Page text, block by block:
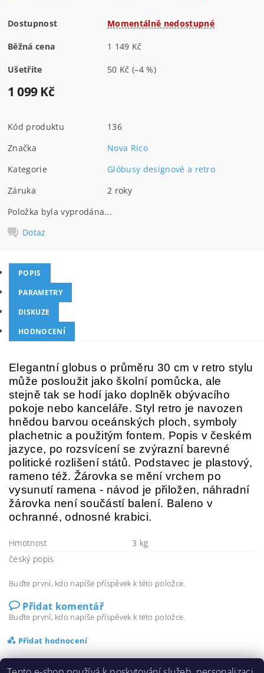
Dostupnost Momentálně nedostupné
Běžná cena 1 149 Kč
Ušetříte 50 Kč(–4 %)
1 099 Kč
Kód produktu
136
Značka
Nova Rico
Kategorie
Glóbusy designové a retro
Záruka
2 roky
Položka byla vyprodána...
Dotaz
POPIS
PARAMETRY
DISKUZE
HODNOCENÍ
Elegantní globus o průměru 30 cm v retro stylu
může posloužit jako školní pomůcka, ale
stejně tak se hodí jako doplněk obývacího
pokoje nebo kanceláře. Styl retro je navozen
hnědou barvou oceánských ploch, symboly
plachetnic a použitým fontem. Popis v českém
jazyce, po rozsvícení se zvýrazní barevné
politické rozlišení států. Podstavec je plastový,
rameno též. Žárovka se mění vrchem po
vysunutí ramena - návod je přiložen, náhradní
žárovka není součástí balení. Baleno v
ochranné, odnosné krabici.
Hmotnost
3 kg
český popis
Buďte první, kdo napíše příspěvek k této položce.
Přidat komentář
Buďte první, kdo napíše příspěvek k této položce.
Přidat hodnocení